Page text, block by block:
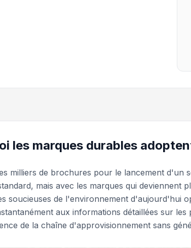
les marques durables
milliers de brochures pour le lancement d'un
mais avec les marques qui deviennent
soucieuses de l'environnement d'aujourd'hui
aux informations détaillées sur
de la chaîne d'approvisionnement sans